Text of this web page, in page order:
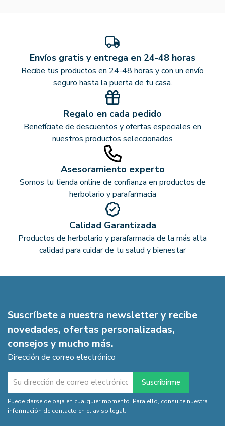
Envíos gratis y entrega en 24-48 horas
Recibe tus productos en 24-48 horas y con un envío
seguro hasta la puerta de tu casa.
Regalo en cada pedido
Benefíciate de descuentos y ofertas especiales en
nuestros productos seleccionados
Asesoramiento experto
Somos tu tienda online de confianza en productos de
herbolario y parafarmacia
Calidad Garantizada
Productos de herbolario y parafarmacia de la más alta
calidad para cuidar de tu salud y bienestar
Suscríbete a nuestra newsletter y recibe
novedades, ofertas personalizadas,
consejos y mucho más.
Dirección de correo electrónico
Puede darse de baja en cualquier momento. Para ello, consulte nuestra
información de contacto en el aviso legal.